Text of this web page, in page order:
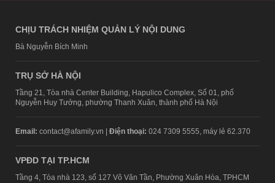
CHỊU TRÁCH NHIỆM QUẢN LÝ NỘI DUNG
Bà Nguyễn Bích Minh
TRỤ SỞ HÀ NỘI
Tầng 21, Tòa nhà Center Building, Hapulico Complex, Số 01, phố
Nguyễn Huy Tưởng, phường Thanh Xuân, thành phố Hà Nội
Email: contact@afamily.vn | Điện thoại: 024 7309 5555, máy lẻ 62.370
VPĐD TẠI TP.HCM
Tầng 4, Tòa nhà 123, số 127 Võ Văn Tần, Phường Xuân Hòa, TPHCM